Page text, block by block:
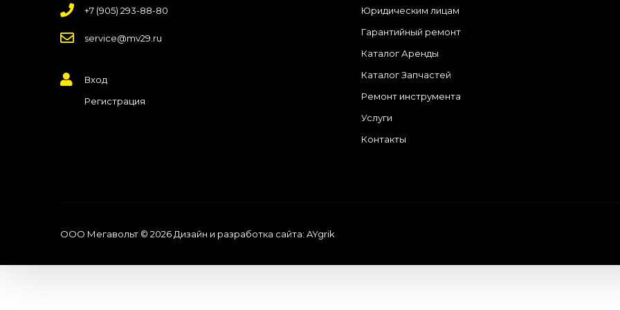
+7 (905) 293-88-80
service@mv29.ru
Вход
Регистрация
Юридическим лицам
Гарантийный ремонт
Каталог Аренды
Каталог Запчастей
Ремонт инструмента
Услуги
Контакты
ООО Мегавольт © 2026 Дизайн и разработка сайта: AYgrik